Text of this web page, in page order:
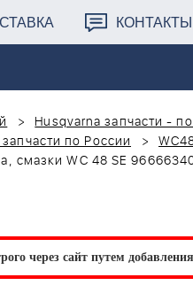
КОНТАКТЫ
Husqvarna запчасти -
по России
смазки WC 48 SE
через сайт путем